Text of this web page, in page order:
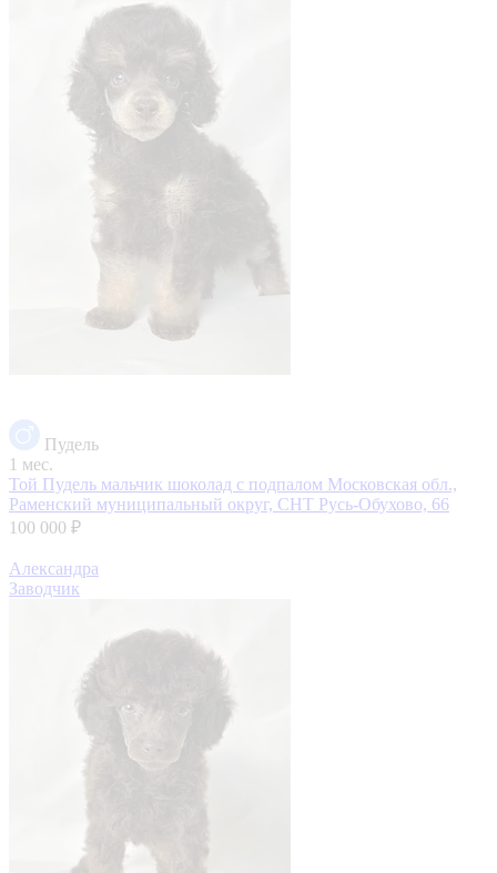
Пудель
1 мес.
Той Пудель мальчик шоколад с подпалом Московская обл.,
Раменский муниципальный округ, СНТ Русь-Обухово, 66
100 000 ₽
Александра
Заводчик